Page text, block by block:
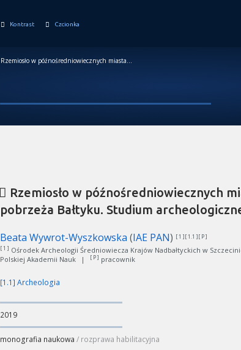
Kontrast Czcionka
Rzemiosło w późnośredniowiecznych miastach południowego pobrzeża Bałtyku. Studium archeologiczne
Rzemiosło w późnośredniowiecznych
pobrzeża Bałtyku. Studium
Beata Wywrot-Wyszkowska (IAE PAN) [ 1 ][ 1.1 ][ P ]
[ 1 ] Ośrodek Archeologii Średniowiecza Krajów Nadbałtyckich w
Polskiej Akademii Nauk
| [ P ] pracownik
[1.1] Archeologia
2019
monografia naukowa / rozprawa habilitacyjna